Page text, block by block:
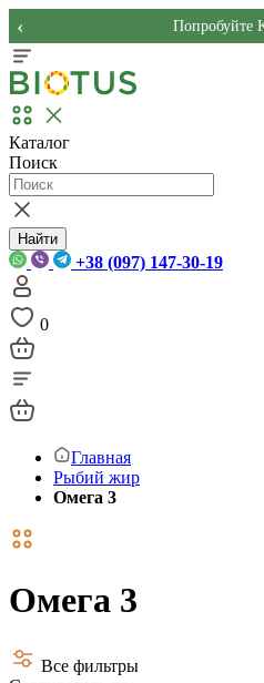
Попробуйте
‹
Каталог
Поиск
Найти
+38 (097) 147-30-19
0
Главная
Рыбий жир
Омега 3
Омега 3
Все фильтры